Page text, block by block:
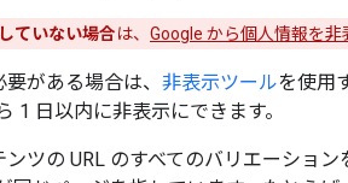
ていない場合は、 Google から個人情報を非
がある場合は、 非表示ツールを使用
1 日以内に非表示にできます。
ツの URL のすべてのバリエーショ